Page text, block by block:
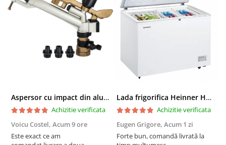
Aspersor cu impact din aluminiu cu FI, Presiune (bar)1.5-5, Diametru de aspersie (m)32-58
Achizitie verificata
Voicu Costel, Acum 9 ore
Este exact ce am
Lada frigorifica Heinner HCF-287CNHE++, 287 l, Clasa E, Compresor inverter, Iluminare LED, Functionalitate frigider, Alb
Achizitie verificata
Eugen Grigore, Acum 1 zi
Forte bun, comandă livrată la